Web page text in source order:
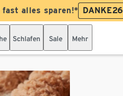
fast alles sparen!* DANKE26
Schlafen Sale Mehr